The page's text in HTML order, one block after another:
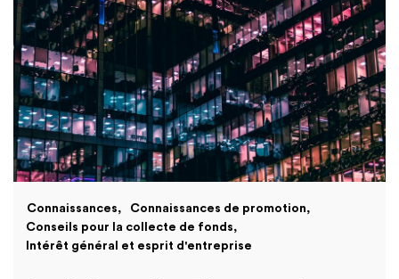
Connaissances
Connaissances de promotion
Conseils pour la collecte de fonds
Intérêt général et esprit d'entreprise